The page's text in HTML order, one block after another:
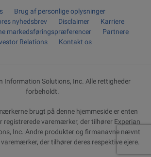
Brug af personlige oplysninger
nyhedsbrev
Disclaimer
Karriere
markedsføringspræferencer
Partnere
Relations
Kontakt os
Information Solutions, Inc. Alle rettigheder
forbeholdt.
brugt på denne hjemmeside er enten
registrerede varemærker, der tilhører Experian
Inc. Andre produkter og firmanavne nævnt
der tilhører deres respektive ejere.